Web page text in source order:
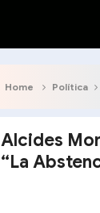
Home Política
Alcides
“La